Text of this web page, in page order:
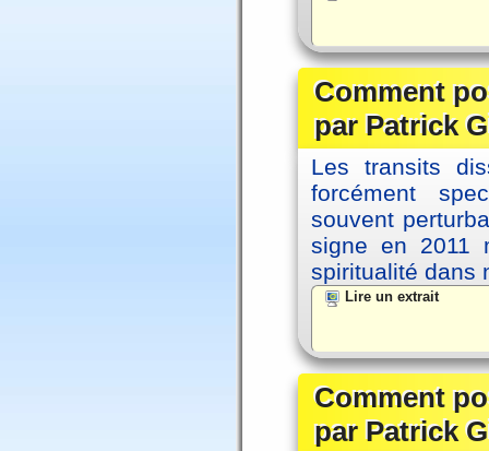
Comment
par Patrick
Les transits
forcément
souvent
signe en 2011
spiritualité dans
Lire un extrait
Comment
par Patrick